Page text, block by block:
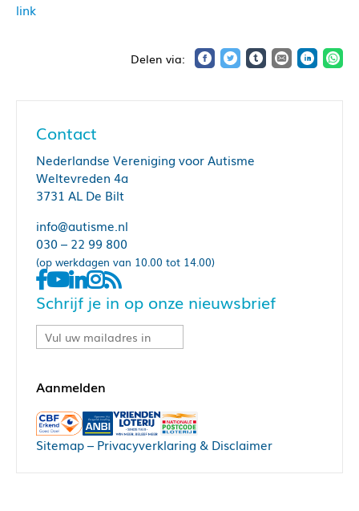
link
Contact
Nederlandse Vereniging voor Autisme
Weltevreden 4a
3731 AL De Bilt
info@autisme.nl
030 – 22 99 800
(op werkdagen van 10.00 tot 14.00)
Schrijf je in op onze nieuwsbrief
Sitemap– Privacyverklaring & Disclaimer